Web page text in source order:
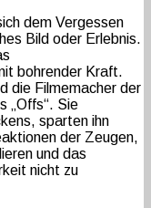
dem Vergessen
Bild oder Erlebnis.
bohrender Kraft.
die Filmemacher der
„Offs“. Sie
sparten ihn
der Zeugen,
und das
nicht zu